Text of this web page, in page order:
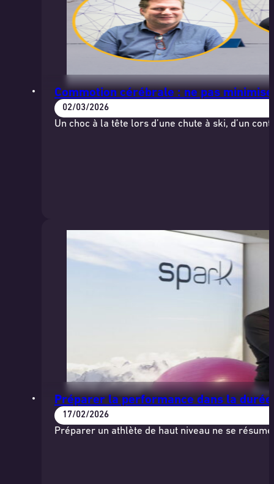
Commotion cérébrale : ne pas
02/03/2026
Un choc à la tête lors d’une chute à ski, d’un
Préparer la performance dans la
17/02/2026
Préparer un athlète de haut niveau ne se